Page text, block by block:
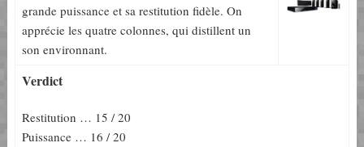
grande puissance et sa restitution fidèle. On
apprécie les quatre colonnes, qui distillent un
son environnant.
Verdict
Restitution … 15 / 20
Puissance … 16 / 20